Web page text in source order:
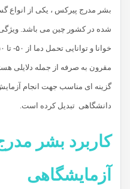
بشر مدرج پیرکس ، یکی از انواع
شده در کشور چین می باشد.
مقرون به صرفه از جمله دلایلی
گزینه ای مناسب جهت انجام
دانشگاهی تبدیل کرده است.
کاربرد بشر
آزمایشگاهی